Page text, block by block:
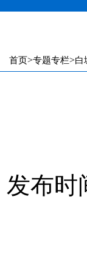
首页>专题专栏>白
发布时